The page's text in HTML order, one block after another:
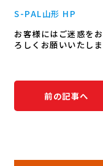
S-PAL山形 HP
お客様にはご迷惑を
ろしくお願いいたしま
前の記事へ